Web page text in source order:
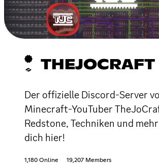
THEJOCRAFT
Der offizielle Discord-Server
Minecraft-YouTuber
Redstone, Techniken und
dich hier!
1,180 Online 19,207 Members